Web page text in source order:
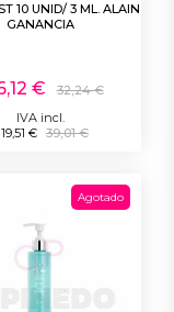
10 UNID/ 3 ML. ALAIN
GANANCIA
€
32,24 €
IVA incl.
19,51 € 39,01 €
Agotado